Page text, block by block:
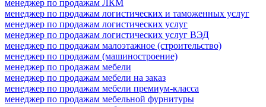
менеджер по продажам ЛКМ
менеджер по продажам логистических и таможенных услуг
менеджер по продажам логистических услуг
менеджер по продажам логистических услуг ВЭД
менеджер по продажам малоэтажное (строительство)
менеджер по продажам (машиностроение)
менеджер по продажам мебели
менеджер по продажам мебели на заказ
менеджер по продажам мебели премиум-класса
менеджер по продажам мебельной фурнитуры